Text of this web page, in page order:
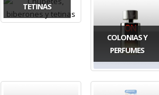
TETINAS
COLONIAS Y
PERFUMES